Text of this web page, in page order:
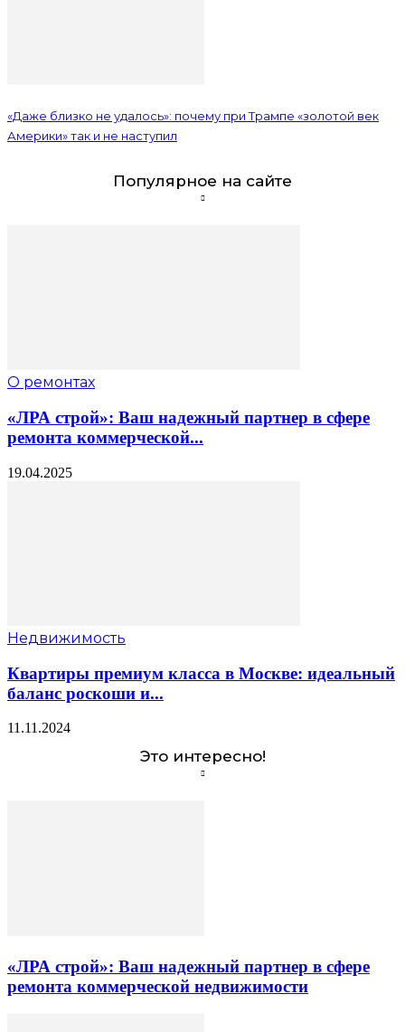
«Даже близко не удалось»: почему при Трампе «золотой век
Америки» так и не наступил
Популярное на сайте
О ремонтах
«ЛРА строй»: Ваш надежный партнер в сфере
ремонта коммерческой...
19.04.2025
Недвижимость
Квартиры премиум класса в Москве: идеальный
баланс роскоши и...
11.11.2024
Это интересно!
«ЛРА строй»: Ваш надежный партнер в сфере
ремонта коммерческой недвижимости